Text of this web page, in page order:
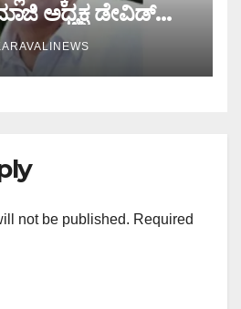
ಅಧ್ಯಕ್ಷ ಡೇವಿಡ್
not be published. Required